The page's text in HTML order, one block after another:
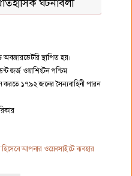
ঘটনাবলী
স্থাপিত হয়।
জর্জ ওয়াশিংটন পশ্চিম
করতে ১৭৯২ জনের সৈন্যবাহিনী পারন
আপনার ওয়েবসাইটে ব্যবহার